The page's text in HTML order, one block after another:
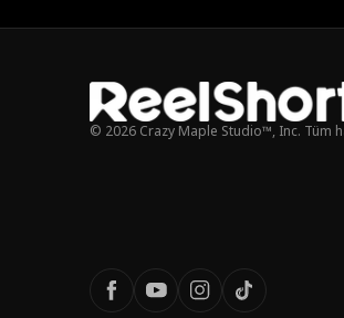
© 2026 Crazy Maple Studio™, Inc. Tüm